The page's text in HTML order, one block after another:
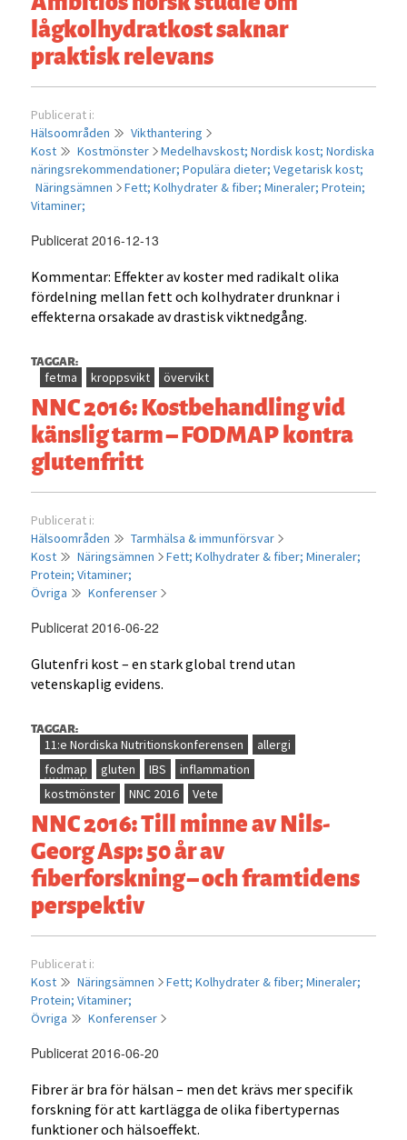
lågkolhydratkost saknar
praktisk relevans
Publicerat i:
Hälsoområden
Vikthantering
Kost
Kostmönster Medelhavskost;Nordisk kost;Nordiska
näringsrekommendationer;Populära dieter;Vegetarisk kost;
Näringsämnen
Fett;Kolhydrater & fiber;Mineraler;Protein;
Vitaminer;
Publicerat 2016-12-13
Kommentar: Effekter av koster med radikalt olika
fördelning mellan fett och kolhydrater drunknar i
effekterna orsakade av drastisk viktnedgång.
TAGGAR:
fetma kroppsvikt övervikt
NNC 2016: Kostbehandling vid
känslig tarm – FODMAP kontra
glutenfritt
Publicerat i:
Hälsoområden
Tarmhälsa & immunförsvar
Kost
Näringsämnen Fett;Kolhydrater & fiber;Mineraler;
Protein;Vitaminer;
Övriga
Konferenser
Publicerat 2016-06-22
Glutenfri kost – en stark global trend utan
vetenskaplig evidens.
TAGGAR:
11:e Nordiska Nutritionskonferensen
allergi
fodmap
gluten IBS
inflammation
kostmönster
NNC 2016 Vete
NNC 2016: Till minne av Nils-
Georg Asp: 50 år av
fiberforskning – och framtidens
perspektiv
Publicerat i:
Kost
Näringsämnen Fett;Kolhydrater & fiber;Mineraler;
Protein;Vitaminer;
Övriga
Konferenser
Publicerat 2016-06-20
Fibrer är bra för hälsan – men det krävs mer specifik
forskning för att kartlägga de olika fibertypernas
funktioner och hälsoeffekt.